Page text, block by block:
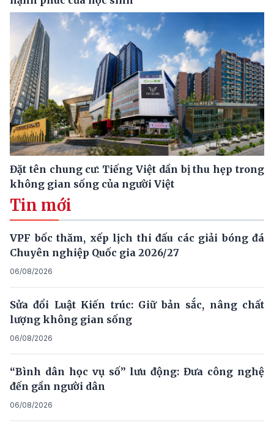
Đặt tên chung cư: Tiếng Việt dần bị thu hẹp trong
không gian sống của người Việt
Tin mới
VPF bốc thăm, xếp lịch thi đấu các giải bóng đá
Chuyên nghiệp Quốc gia 2026/27
06/08/2026
Sửa đổi Luật Kiến trúc: Giữ bản sắc, nâng chất
lượng không gian sống
06/08/2026
“Bình dân học vụ số” lưu động: Đưa công nghệ
đến gần người dân
06/08/2026